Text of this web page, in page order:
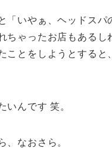
「いやぁ、ヘッドス
ちゃったお店もある
ことをしようとする
いんです 笑。
、なおさら。